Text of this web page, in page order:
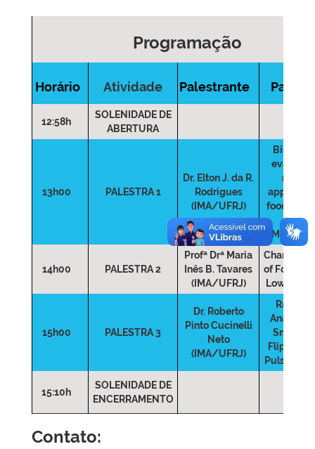
Programação
Horário Atividade Palestrante
12:58h
SOLENIDADE DE
ABERTURA
13h00 PALESTRA 1
Dr. Elton J. da R.
Rodrigues
(IMA/UFRJ)
food
TD-
NMR
14h00 PALESTRA 2
Profª Drª Maria
Inês B. Tavares
(IMA/UFRJ)
of Food
Low-Field
15h00 PALESTRA 3
Dr. Roberto
Pinto Cucinelli
Neto
(IMA/UFRJ)
Rapid
Analysis
Small-
Flip-Flop
Pulse
15:10h
SOLENIDADE DE
ENCERRAMENTO
Contato: